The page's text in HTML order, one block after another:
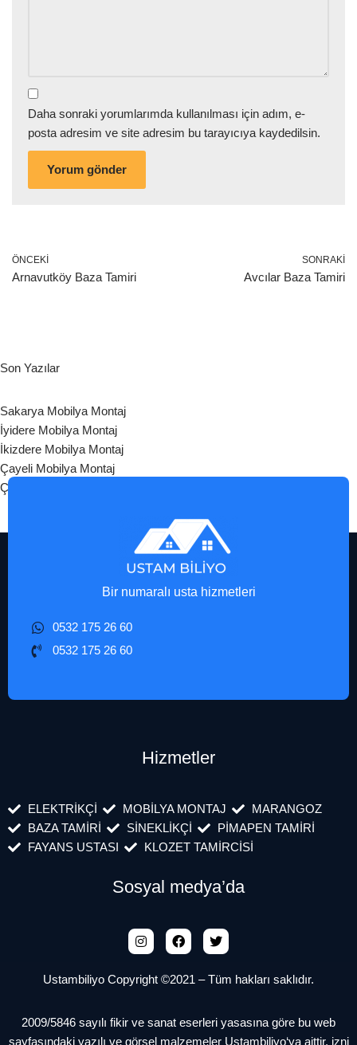
Daha sonraki yorumlarımda kullanılması için adım, e-
posta adresim ve site adresim bu tarayıcıya kaydedilsin.
ÖNCEKI
Arnavutköy Baza Tamiri
SONRAKI
Avcılar Baza Tamiri
Son Yazılar
Sakarya Mobilya Montaj
İyidere Mobilya Montaj
İkizdere Mobilya Montaj
Çayeli Mobilya Montaj
Çamlıhemşin Mobilya Montaj
Bir numaralı usta hizmetleri
0532 175 26 60
0532 175 26 60
Hizmetler
ELEKTRİKÇİ MOBİLYA MONTAJ
MARANGOZ
BAZA TAMİRİ
SİNEKLİKÇİ
PİMAPEN TAMİRİ
FAYANS USTASI
KLOZET TAMİRCİSİ
Sosyal medya’da
Ustambiliyo Copyright ©2021 – Tüm hakları saklıdır.
2009/5846 sayılı fikir ve sanat eserleri yasasına göre bu web
sayfasındaki yazılı ve görsel malzemeler Ustambiliyo‘ya aittir, izni